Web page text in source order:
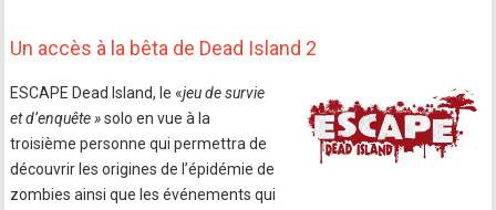
Un accès à la bêta de Dead Island 2
ESCAPE Dead Island, le «jeu de survie
et d’enquête »solo en vue à la
troisième personne qui permettra de
découvrir les origines de l’épidémie de
zombies ainsi que les événements qui